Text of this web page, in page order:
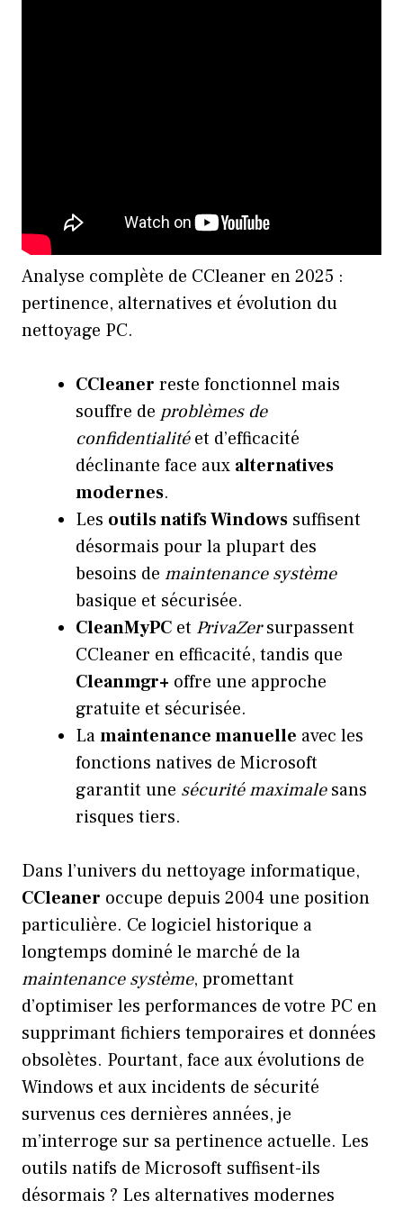
Analyse complète de CCleaner en 2025 :
pertinence, alternatives et évolution du
nettoyage PC.
CCleaner reste fonctionnel mais
souffre de problèmes de
confidentialitéet d’efficacité
déclinante face aux alternatives
modernes.
Les outils natifs Windows suffisent
désormais pour la plupart des
besoins de maintenance système
basique et sécurisée.
CleanMyPC et PrivaZersurpassent
CCleaner en efficacité, tandis que
Cleanmgr+ offre une approche
gratuite et sécurisée.
Lamaintenance manuelle avec les
fonctions natives de Microsoft
garantit une sécurité maximalesans
risques tiers.
Dans l’univers du nettoyage informatique,
CCleaner occupe depuis 2004 une position
particulière. Ce logiciel historique a
longtemps dominé le marché de la
maintenance système, promettant
d’optimiser les performances de votre PC en
supprimant fichiers temporaires et données
obsolètes. Pourtant, face aux évolutions de
Windows et aux incidents de sécurité
survenus ces dernières années, je
m’interroge sur sa pertinence actuelle. Les
outils natifs de Microsoft suffisent-ils
désormais ? Les alternatives modernes